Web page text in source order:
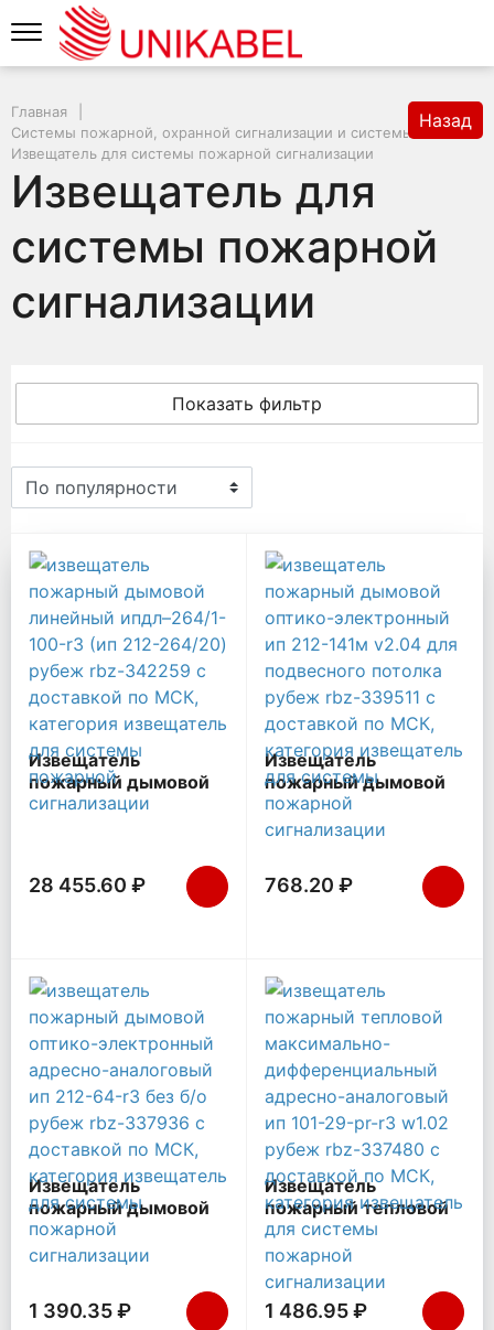
Главная
Системы пожарной, охранной сигнализации и системы
Извещатель для системы пожарной сигнализации
Назад
Извещатель для
системы пожарной
сигнализации
Показать фильтр
Извещатель для системы
Извещатель
пожарный дымовой
линейный ИПДЛ–
28 455.60 ₽
Извещатель
пожарный дымовой
оптико-электронный
ИП 212-141М V2.04
потолка Рубеж Rbz-
339511
768.20 ₽
Извещатель
пожарный дымовой
оптико-электронный
адресно-аналоговый
Рубеж Rbz-337936
1 390.35 ₽
Извещатель
пожарный тепловой
максимально-
дифференциальный
адресно-аналоговый
ИП 101-29-PR-R3
W1.02 Рубеж Rbz-
1 486.95 ₽